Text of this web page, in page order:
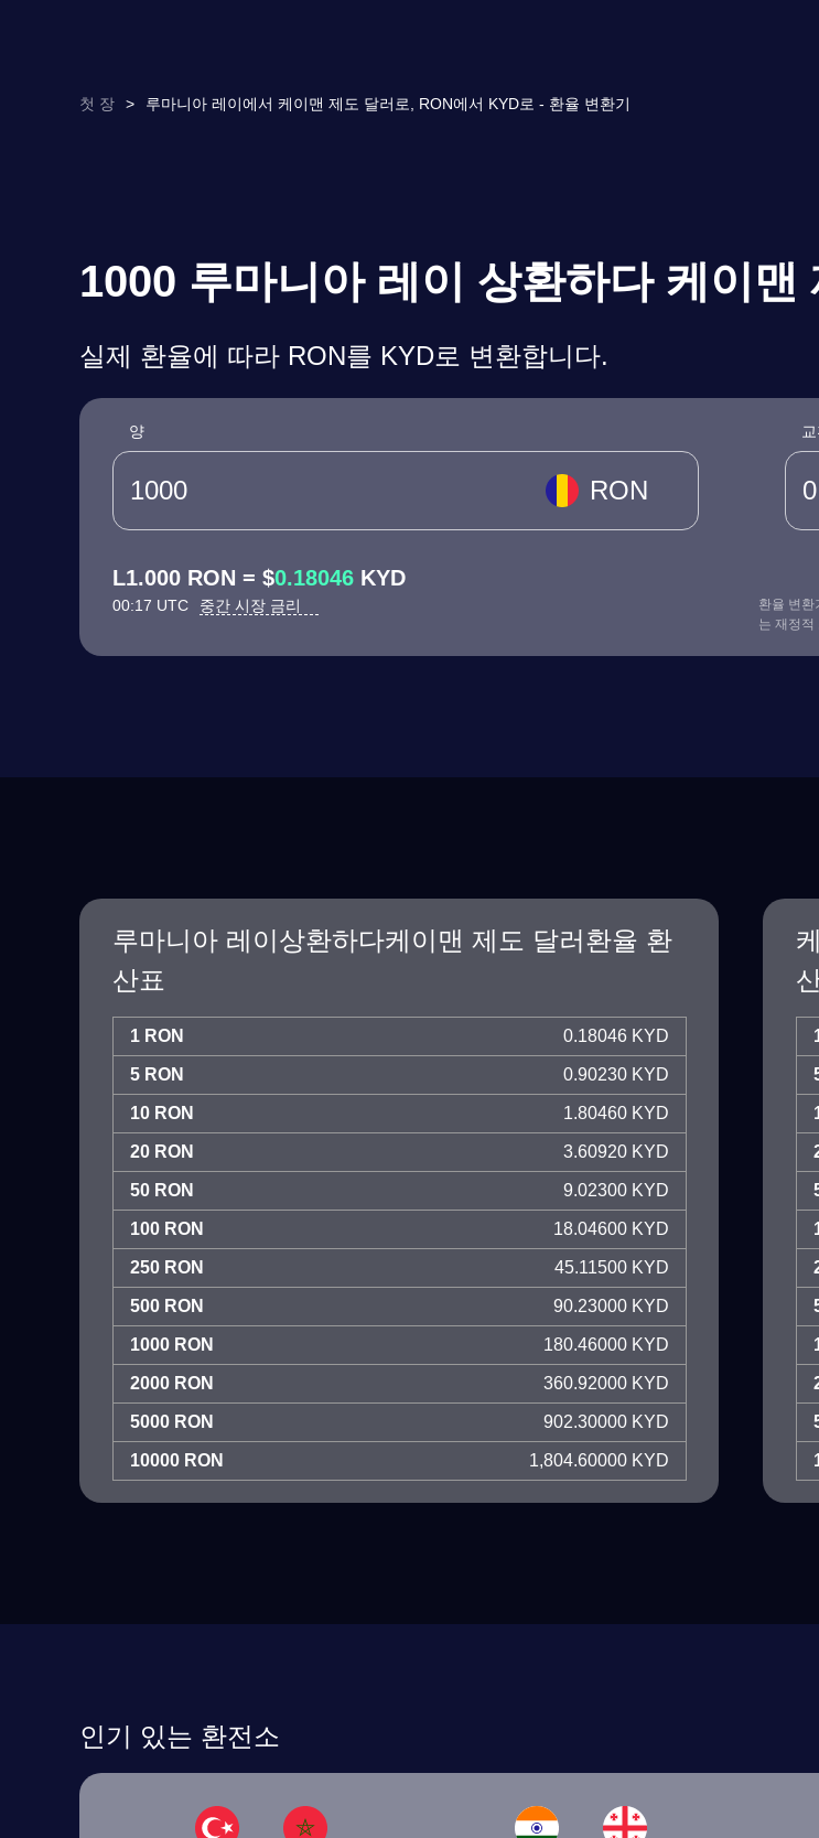
첫 장 > 루마니아 레이에서 케이맨 제도 달러로, RON에서 KYD로 - 환율 변환기
1000 루마니아 레이 상환하다 케이맨
실제 환율에 따라 RON를 KYD로 변환합니다.
양
RON
L1.000 RON = $0.18046 KYD
00:17 UTC 중간 시장 금리
환율 변환
는 재정적
루마니아 레이상환하다케이맨 제도 달러환율 환
산표
1 RON 0.18046 KYD
5 RON 0.90230 KYD
10 RON 1.80460 KYD
20 RON 3.60920 KYD
50 RON 9.02300 KYD
100 RON 18.04600 KYD
250 RON 45.11500 KYD
500 RON 90.23000 KYD
1000 RON 180.46000 KYD
2000 RON 360.92000 KYD
5000 RON 902.30000 KYD
10000 RON 1,804.60000 KYD
인기 있는 환전소